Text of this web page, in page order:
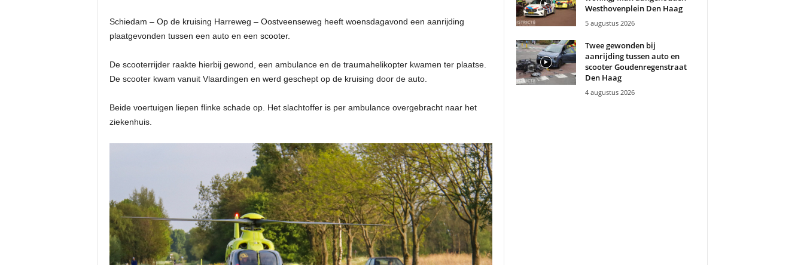
Schiedam – Op de kruising Harreweg – Oostveenseweg heeft woensdagavond een aanrijding
plaatgevonden tussen een auto en een scooter.
De scooterrijder raakte hierbij gewond, een ambulance en de traumahelikopter kwamen ter plaatse.
De scooter kwam vanuit Vlaardingen en werd geschept op de kruising door de auto.
Beide voertuigen liepen flinke schade op. Het slachtoffer is per ambulance overgebracht naar het
ziekenhuis.
Westhovenplein Den Haag
5 augustus 2026
Twee gewonden bij
aanrijding tussen auto en
scooter Goudenregenstraat
Den Haag
4 augustus 2026